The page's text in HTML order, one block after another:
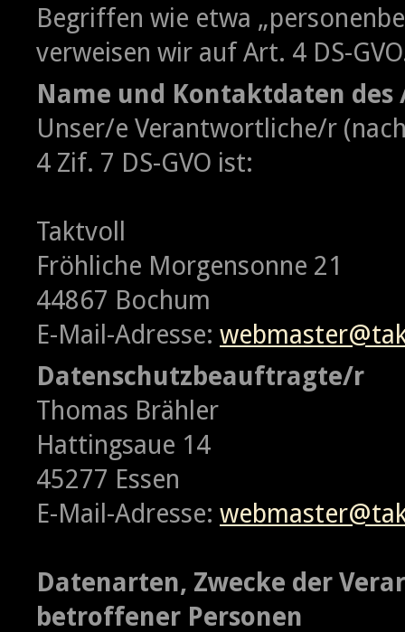
Begriffen wie etwa
verweisen wir auf Art. 4 DS-
Name und Kontaktdaten
Unser/e Verantwortliche/r
4 Zif. 7 DS-GVO ist:
Taktvoll
Fröhliche Morgensonne 21
44867 Bochum
E-Mail-Adresse:
Datenschutzbeauftragte/r
Thomas Brähler
Hattingsaue 14
45277 Essen
E-Mail-Adresse:
Datenarten, Zwecke der
betroffener Personen